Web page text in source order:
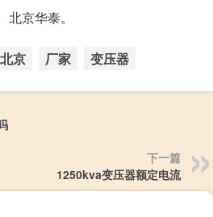
京华泰。
北京 厂家 变压器
下一篇
1250kva变压器额定电流